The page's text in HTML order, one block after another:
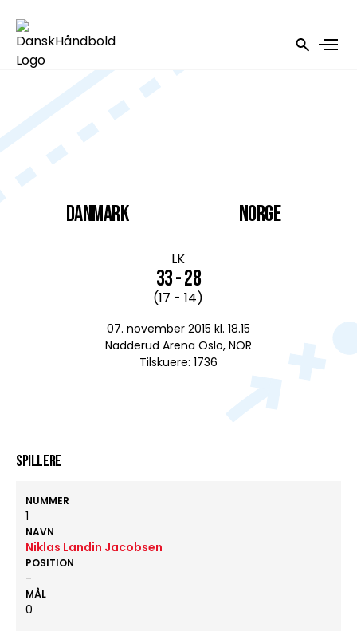
DANMARK
LK
33 - 28
(17 - 14)
07. november 2015 kl. 18.15
Nadderud Arena Oslo, NOR
Tilskuere: 1736
Norge
Spillere
NUMMER
1
NAVN
Niklas Landin Jacobsen
POSITION
-
MÅL
0